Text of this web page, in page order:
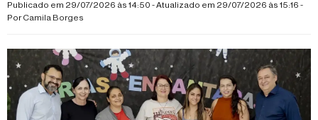
Publicado em 29/07/2026 às 14:50 - Atualizado em 29/07/2026 às 15:16 -
PorCamila Borges